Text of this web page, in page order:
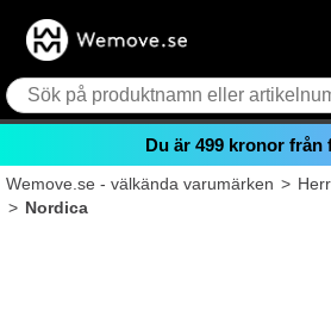
Du är 499 kronor från
Wemove.se - välkända varumärken>Herr
>Nordica